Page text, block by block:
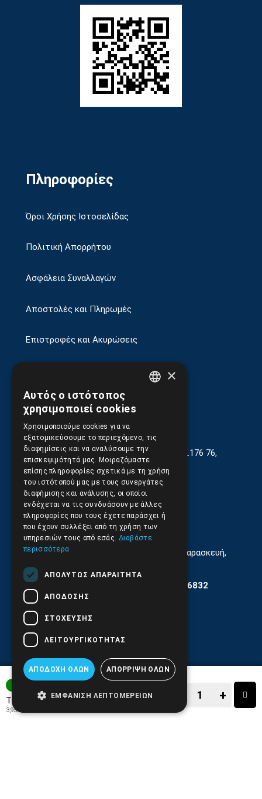
Τιμή: 4,90€
3,95€
+
Πληροφορίες
Όροι Χρήσης Ιστοσελίδας
Πολιτική Απορρήτου
Ασφάλεια Συναλλαγών
Αποστολές και Πληρωμές
Επιστροφές και Ακυρώσεις
Γεωργίου Κρέμου 13-17, Καλλιθέα, Τ.Κ.176 76,
Αθήνα, Ελλάδα
210.9566.401(11.30-17.00)
210.9566.402
Email:info@pds.com.gr
Εξυπηρέτηση Κοινού Δευτέρα έως Παρασκευή,
Αρ. ΓΕΜΗ 6204101000 | Αρ. ΕΜΠΑ 6832
×
Αυτός ο ιστότοπος
χρησιμοποιεί cookies
Χρησιμοποιούμε cookies για να
εξατομικεύσουμε το περιεχόμενο, τις
διαφημίσεις και να αναλύσουμε την
επισκεψιμότητά μας. Μοιραζόμαστε
επίσης πληροφορίες σχετικά με τη χρήση
του ιστότοπού μας με τους συνεργάτες
διαφήμισης και ανάλυσης, οι οποίοι
ενδέχεται να τις συνδυάσουν με άλλες
πληροφορίες που τους έχετε παράσχει ή
που έχουν συλλέξει από τη χρήση των
υπηρεσιών τους από εσάς. Διαβάστε
περισσότερα
ΑΠΟΛΎΤΩΣ ΑΠΑΡΑΊΤΗΤΑ
ΑΠΌΔΟΣΗΣ
ΣΤΌΧΕΥΣΗΣ
ΛΕΙΤΟΥΡΓΙΚΌΤΗΤΑΣ
ΑΠΟΔΟΧΉ ΌΛΩΝ ΑΠΌΡΡΙΨΗ ΌΛΩΝ
ΕΜΦΆΝΙΣΗ ΛΕΠΤΟΜΕΡΕΙΏΝ